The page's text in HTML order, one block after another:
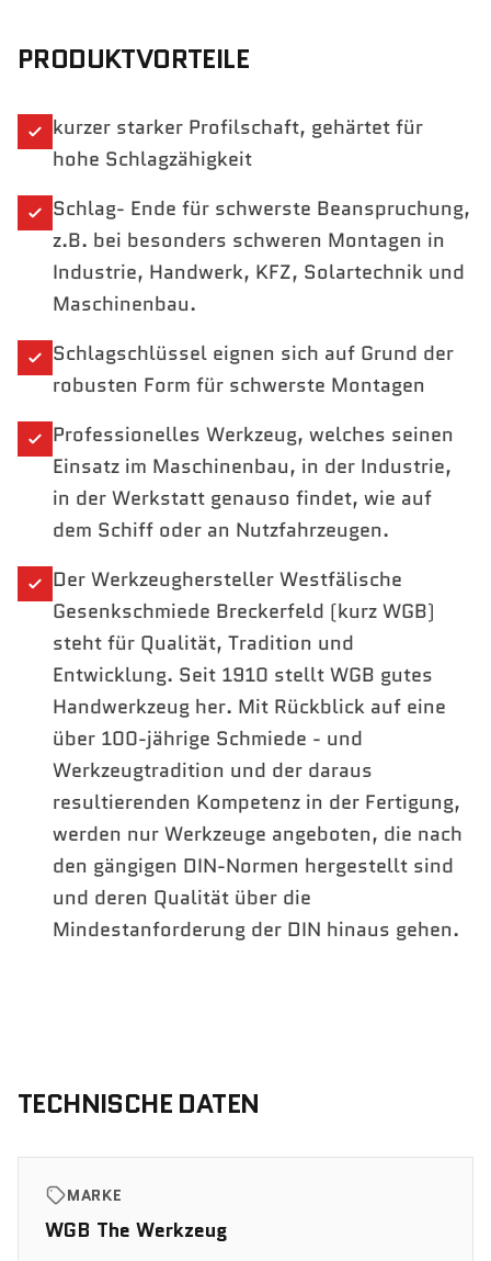
PRODUKTVORTEILE
kurzer starker Profilschaft, gehärtet für
hohe Schlagzähigkeit
Schlag- Ende für schwerste Beanspruchung,
z.B. bei besonders schweren Montagen in
Industrie, Handwerk, KFZ, Solartechnik und
Maschinenbau.
Schlagschlüssel eignen sich auf Grund der
robusten Form für schwerste Montagen
Professionelles Werkzeug, welches seinen
Einsatz im Maschinenbau, in der Industrie,
in der Werkstatt genauso findet, wie auf
dem Schiff oder an Nutzfahrzeugen.
Der Werkzeughersteller Westfälische
Gesenkschmiede Breckerfeld (kurz WGB)
steht für Qualität, Tradition und
Entwicklung. Seit 1910 stellt WGB gutes
Handwerkzeug her. Mit Rückblick auf eine
über 100-jährige Schmiede - und
Werkzeugtradition und der daraus
resultierenden Kompetenz in der Fertigung,
werden nur Werkzeuge angeboten, die nach
den gängigen DIN-Normen hergestellt sind
und deren Qualität über die
Mindestanforderung der DIN hinaus gehen.
TECHNISCHE DATEN
MARKE
WGB The Werkzeug